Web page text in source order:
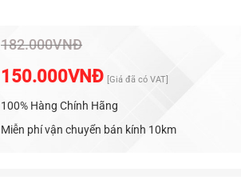
182.000VNĐ
150.000VNĐ [Giá đã có VAT]
100% Hàng Chính Hãng
Miễn phí vận chuyển bán kính 10km